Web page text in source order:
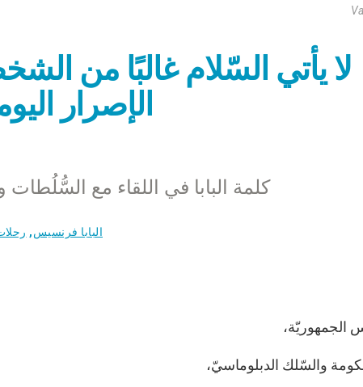
لا يأتي السّلام غالبًا من
الإصرار
كلمة البابا في اللقاء مع
البابا فرنسيس,
الجمهوريّة،
والسّلك الدبلوماسيّ،